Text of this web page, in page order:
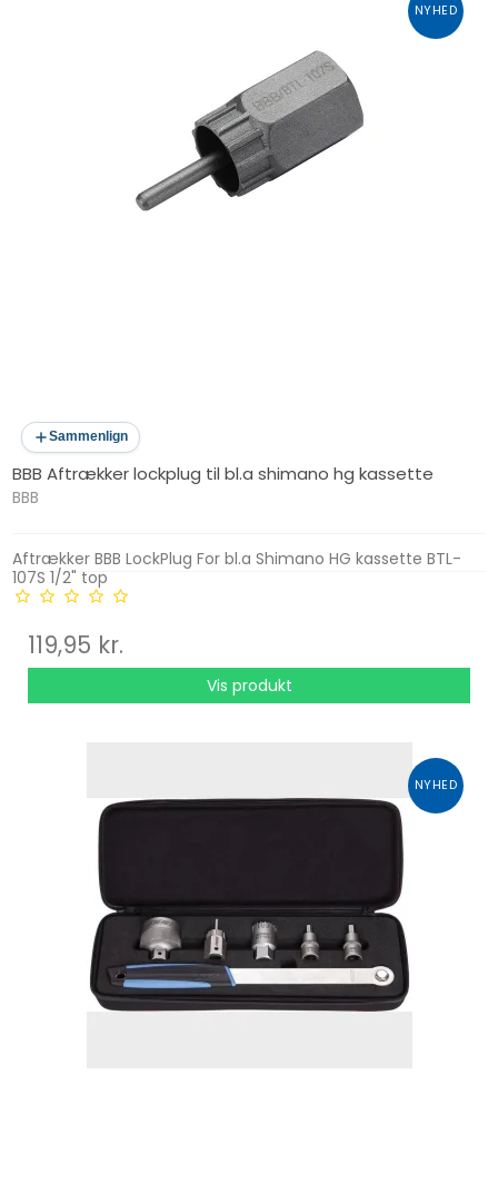
NYHED
Sammenlign
BBB Aftrækker lockplug til bl.a shimano hg kassette
BBB
Aftrækker BBB LockPlug For bl.a Shimano HG kassette BTL-
107S 1/2" top
119,95 kr.
Vis produkt
NYHED